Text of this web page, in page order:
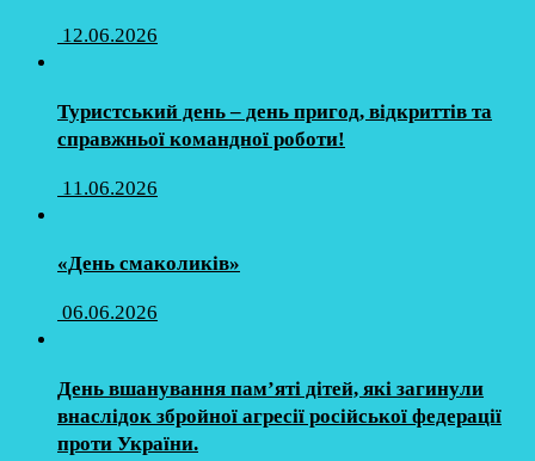
12.06.2026
Туристський день – день пригод, відкриттів та
справжньої командної роботи!
11.06.2026
«День смаколиків»
06.06.2026
День вшанування пам’яті дітей, які загинули
внаслідок збройної агресії російської федерації
проти України.